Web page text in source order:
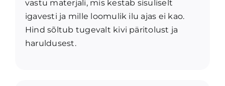
vastu materjali, mis kestab sisuliselt
igavesti ja mille loomulik ilu ajas ei kao.
Hind sõltub tugevalt kivi päritolust ja
haruldusest.